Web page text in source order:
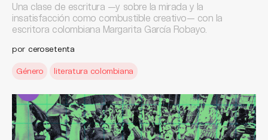
Una clase de escritura —y sobre la mirada y la
insatisfacción como combustible creativo— con la
escritora colombiana Margarita García Robayo.
por cerosetenta
Género literatura colombiana